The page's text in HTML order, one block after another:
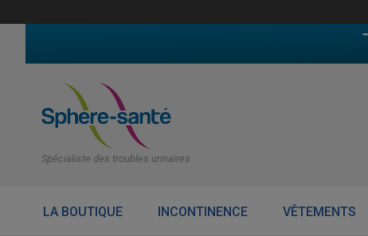
Spécialiste des troubles urinaires
LA BOUTIQUE INCONTINENCE VÊTEMENTS